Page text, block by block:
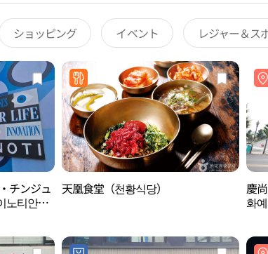
ショッピング イベント レジャー＆ス
チンジュ
노티안경
天凰食堂（천황식당）
慶
화